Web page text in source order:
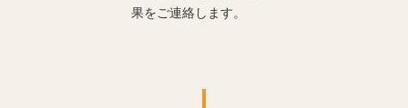
果をご連絡します。